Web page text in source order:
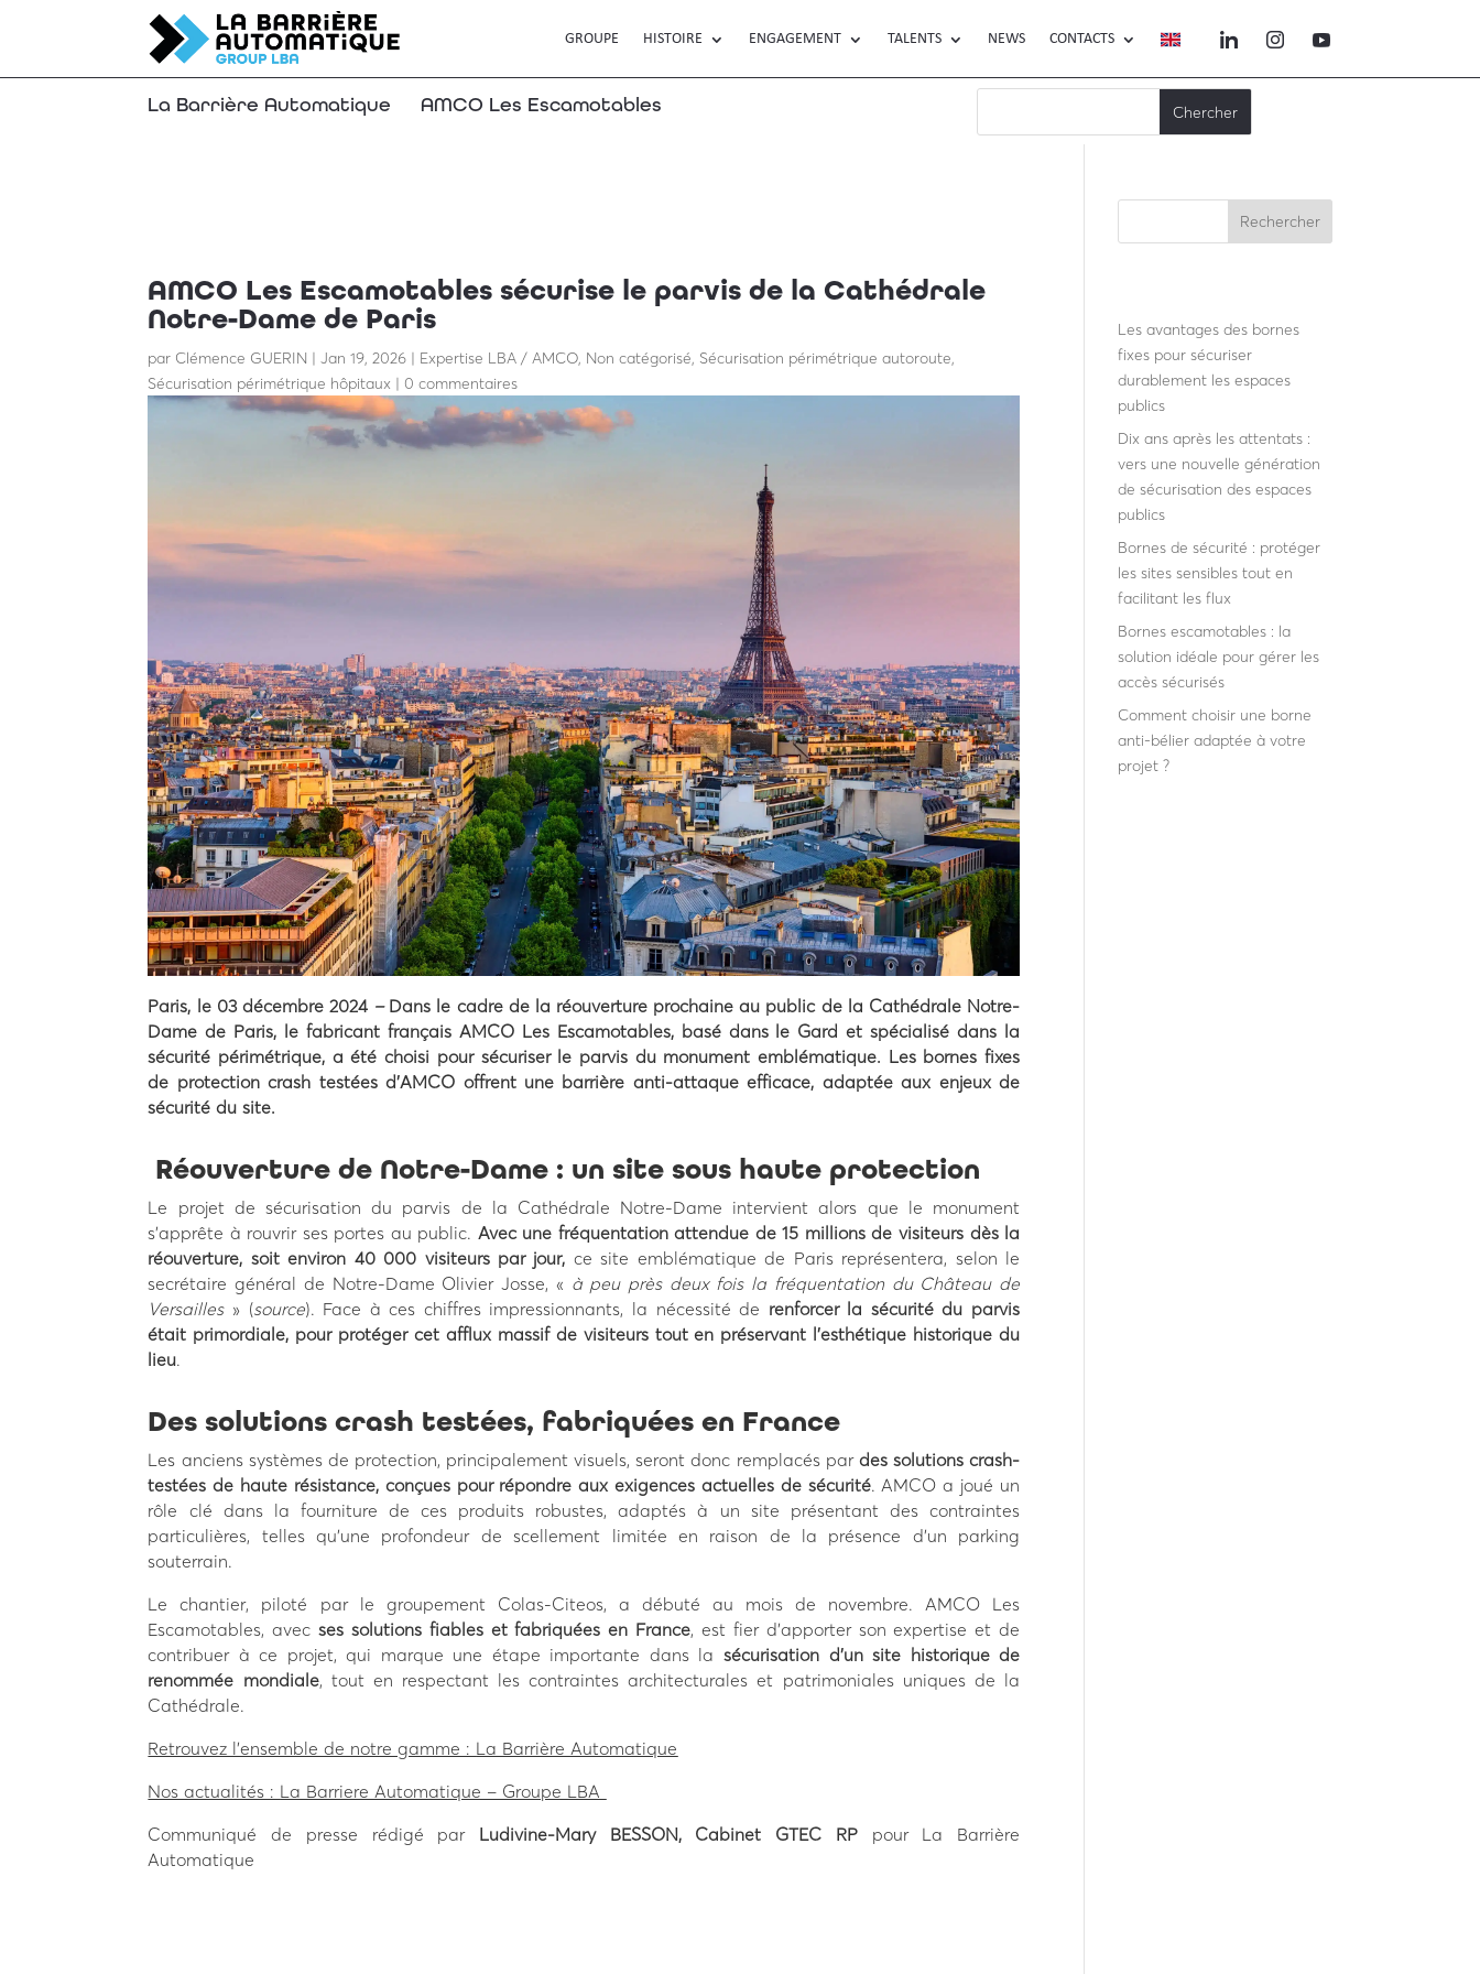
GROUPE HISTOIRE ENGAGEMENT TALENTS NEWS CONTACTS
La Barrière Automatique AMCO Les Escamotables
AMCO Les Escamotables sécurise le parvis de la Cathédrale
Notre-Dame de Paris
par Clémence GUERIN |Jan 19, 2026 | Expertise LBA / AMCO, Non catégorisé, Sécurisation périmétrique autoroute,
Sécurisation périmétrique hôpitaux | 0 commentaires
Paris, le 03 décembre 2024 –Dans le cadre de la réouverture prochaine au public de la Cathédrale Notre-
Dame de Paris, le fabricant français AMCO Les Escamotables, basé dans le Gard et spécialisé dans la
sécurité périmétrique, a été choisi pour sécuriser le parvis du monument emblématique. Les bornes fixes
de protection crash testées d’AMCO offrent une barrière anti-attaque efficace, adaptée aux enjeux de
sécurité du site.
Réouverture de Notre-Dame : un site sous haute protection
Le projet de sécurisation du parvis de la Cathédrale Notre-Dame intervient alors que le monument
s’apprête à rouvrir ses portes au public. Avec une fréquentation attendue de 15 millions de visiteurs dès la
réouverture, soit environ 40 000 visiteurs par jour, ce site emblématique de Paris représentera, selon le
secrétaire général de Notre-Dame Olivier Josse, « à peu près deux fois la fréquentation du Château de
Versailles» (source). Face à ces chiffres impressionnants, la nécessité de renforcer la sécurité du parvis
était primordiale, pour protéger cet afflux massif de visiteurs tout en préservant l’esthétique historique du
lieu.
Des solutions crash testées, fabriquées en France
Les anciens systèmes de protection, principalement visuels, seront donc remplacés par des solutions crash-
testées de haute résistance, conçues pour répondre aux exigences actuelles de sécurité. AMCO a joué un
rôle clé dans la fourniture de ces produits robustes, adaptés à un site présentant des contraintes
particulières, telles qu’une profondeur de scellement limitée en raison de la présence d’un parking
souterrain.
Le chantier, piloté par le groupement Colas-Citeos, a débuté au mois de novembre. AMCO Les
Escamotables, avecses solutions fiables et fabriquées en France, est fier d’apporter son expertise et de
contribuer à ce projet, qui marque une étape importante dans la sécurisation d’un site historique de
renommée mondiale, tout en respectant les contraintes architecturales et patrimoniales uniques de la
Cathédrale.
Retrouvez l’ensemble de notre gamme : La Barrière Automatique
Nos actualités : La Barriere Automatique – Groupe LBA
Communiqué de presse rédigé par Ludivine-Mary BESSON, Cabinet GTEC RPpour La Barrière
Automatique
Rechercher
Les avantages des bornes
fixes pour sécuriser
durablement les espaces
publics
Dix ans après les attentats :
vers une nouvelle génération
de sécurisation des espaces
publics
Bornes de sécurité : protéger
les sites sensibles tout en
facilitant les flux
Bornes escamotables : la
solution idéale pour gérer les
accès sécurisés
Comment choisir une borne
anti-bélier adaptée à votre
projet ?